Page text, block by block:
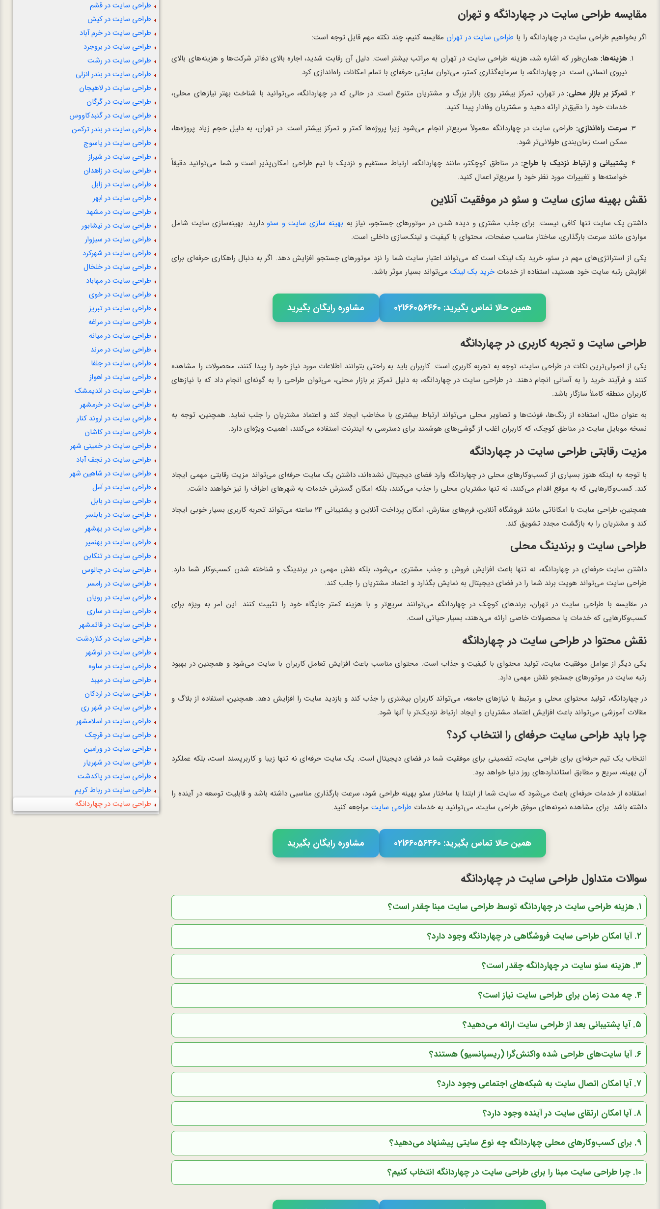
مقایسه طراحی سایت در چهاردانگه و تهران
اگر بخواهیم طراحی سایت در چهاردانگه را با طراحی سایت در تهران مقایسه کنیم، چند نکته مهم قابل توجه است:
هزینه‌ها: همان‌طور که اشاره شد، هزینه طراحی سایت در تهران به مراتب بیشتر است. دلیل آن رقابت شدید، اجاره بالای دفاتر شرکت‌ها و هزینه‌های بالای
نیروی انسانی است. در چهاردانگه، با سرمایه‌گذاری کمتر، می‌توان سایتی حرفه‌ای با تمام امکانات راه‌اندازی کرد.
تمرکز بر بازار محلی: در تهران، تمرکز بیشتر روی بازار بزرگ و مشتریان متنوع است. در حالی که در چهاردانگه، می‌توانید با شناخت بهتر نیازهای محلی،
خدمات خود را دقیق‌تر ارائه دهید و مشتریان وفادار پیدا کنید.
سرعت راه‌اندازی: طراحی سایت در چهاردانگه معمولاً سریع‌تر انجام می‌شود زیرا پروژه‌ها کمتر و تمرکز بیشتر است. در تهران، به دلیل حجم زیاد پروژه‌ها،
ممکن است زمان‌بندی طولانی‌تر شود.
پشتیبانی و ارتباط نزدیک با طراح: در مناطق کوچکتر، مانند چهاردانگه، ارتباط مستقیم و نزدیک با تیم طراحی امکان‌پذیر است و شما می‌توانید دقیقاً
خواسته‌ها و تغییرات مورد نظر خود را سریع‌تر اعمال کنید.
نقش بهینه سازی سایت و سئو در موفقیت آنلاین
داشتن یک سایت تنها کافی نیست. برای جذب مشتری و دیده شدن در موتورهای جستجو، نیاز به بهینه سازی سایت و سئو دارید. بهینه‌سازی سایت شامل
مواردی مانند سرعت بارگذاری، ساختار مناسب صفحات، محتوای با کیفیت و لینک‌سازی داخلی است.
یکی از استراتژی‌های مهم در سئو، خرید بک لینک است که می‌تواند اعتبار سایت شما را نزد موتورهای جستجو افزایش دهد. اگر به دنبال راهکاری حرفه‌ای برای
افزایش رتبه سایت خود هستید، استفاده از خدماتخرید بک لینکمی‌تواند بسیار موثر باشد.
همین حالا تماس بگیرید: 02166056460 مشاوره رایگان بگیرید
طراحی سایت و تجربه کاربری در چهاردانگه
یکی از اصولی‌ترین نکات در طراحی سایت، توجه به تجربه کاربری است. کاربران باید به راحتی بتوانند اطلاعات مورد نیاز خود را پیدا کنند، محصولات را مشاهده
کنند و فرآیند خرید را به آسانی انجام دهند. در طراحی سایت در چهاردانگه، به دلیل تمرکز بر بازار محلی، می‌توان طراحی را به گونه‌ای انجام داد که با نیازهای
کاربران منطقه کاملاً سازگار باشد.
به عنوان مثال، استفاده از رنگ‌ها، فونت‌ها و تصاویر محلی می‌تواند ارتباط بیشتری با مخاطب ایجاد کند و اعتماد مشتریان را جلب نماید. همچنین، توجه به
نسخه موبایل سایت در مناطق کوچک، که کاربران اغلب از گوشی‌های هوشمند برای دسترسی به اینترنت استفاده می‌کنند، اهمیت ویژه‌ای دارد.
مزیت رقابتی طراحی سایت در چهاردانگه
با توجه به اینکه هنوز بسیاری از کسب‌وکارهای محلی در چهاردانگه وارد فضای دیجیتال نشده‌اند، داشتن یک سایت حرفه‌ای می‌تواند مزیت رقابتی مهمی ایجاد
کند. کسب‌وکارهایی که به موقع اقدام می‌کنند، نه تنها مشتریان محلی را جذب می‌کنند، بلکه امکان گسترش خدمات به شهرهای اطراف را نیز خواهند داشت.
همچنین، طراحی سایت با امکاناتی مانند فروشگاه آنلاین، فرم‌های سفارش، امکان پرداخت آنلاین و پشتیبانی ۲۴ ساعته می‌تواند تجربه کاربری بسیار خوبی ایجاد
کند و مشتریان را به بازگشت مجدد تشویق کند.
طراحی سایت و برندینگ محلی
داشتن سایت حرفه‌ای در چهاردانگه، نه تنها باعث افزایش فروش و جذب مشتری می‌شود، بلکه نقش مهمی در برندینگ و شناخته شدن کسب‌وکار شما دارد.
طراحی سایت می‌تواند هویت برند شما را در فضای دیجیتال به نمایش بگذارد و اعتماد مشتریان را جلب کند.
در مقایسه با طراحی سایت در تهران، برندهای کوچک در چهاردانگه می‌توانند سریع‌تر و با هزینه کمتر جایگاه خود را تثبیت کنند. این امر به ویژه برای
کسب‌وکارهایی که خدمات یا محصولات خاصی ارائه می‌دهند، بسیار حیاتی است.
نقش محتوا در طراحی سایت در چهاردانگه
یکی دیگر از عوامل موفقیت سایت، تولید محتوای با کیفیت و جذاب است. محتوای مناسب باعث افزایش تعامل کاربران با سایت می‌شود و همچنین در بهبود
رتبه سایت در موتورهای جستجو نقش مهمی دارد.
در چهاردانگه، تولید محتوای محلی و مرتبط با نیازهای جامعه، می‌تواند کاربران بیشتری را جذب کند و بازدید سایت را افزایش دهد. همچنین، استفاده از بلاگ و
مقالات آموزشی می‌تواند باعث افزایش اعتماد مشتریان و ایجاد ارتباط نزدیک‌تر با آنها شود.
چرا باید طراحی سایت حرفه‌ای را انتخاب کرد؟
انتخاب یک تیم حرفه‌ای برای طراحی سایت، تضمینی برای موفقیت شما در فضای دیجیتال است. یک سایت حرفه‌ای نه تنها زیبا و کاربرپسند است، بلکه عملکرد
آن بهینه، سریع و مطابق استانداردهای روز دنیا خواهد بود.
استفاده از خدمات حرفه‌ای باعث می‌شود که سایت شما از ابتدا با ساختار سئو بهینه طراحی شود، سرعت بارگذاری مناسبی داشته باشد و قابلیت توسعه در آینده را
داشته باشد. برای مشاهده نمونه‌های موفق طراحی سایت، می‌توانید به خدمات طراحی سایتمراجعه کنید.
همین حالا تماس بگیرید: 02166056460 مشاوره رایگان بگیرید
سوالات متداول طراحی سایت در چهاردانگه
۱. هزینه طراحی سایت در چهاردانگه توسط طراحی سایت مبنا چقدر است؟
۲. آیا امکان طراحی سایت فروشگاهی در چهاردانگه وجود دارد؟
۳. هزینه سئو سایت در چهاردانگه چقدر است؟
۴. چه مدت زمان برای طراحی سایت نیاز است؟
۵. آیا پشتیبانی بعد از طراحی سایت ارائه می‌دهید؟
۶. آیا سایت‌های طراحی شده واکنش‌گرا (ریسپانسیو) هستند؟
۷. آیا امکان اتصال سایت به شبکه‌های اجتماعی وجود دارد؟
۸. آیا امکان ارتقای سایت در آینده وجود دارد؟
۹. برای کسب‌وکارهای محلی چهاردانگه چه نوع سایتی پیشنهاد می‌دهید؟
۱۰. چرا طراحی سایت مبنا را برای طراحی سایت در چهاردانگه انتخاب کنیم؟
طراحی سایت در قشم
طراحی سایت در کیش
طراحی سایت در خرم آباد
طراحی سایت در بروجرد
طراحی سایت در رشت
طراحی سایت در بندر انزلی
طراحی سایت در لاهیجان
طراحی سایت در گرگان
طراحی سایت در گنبدکاووس
طراحی سایت در بندر ترکمن
طراحی سایت در یاسوج
طراحی سایت در شیراز
طراحی سایت در زاهدان
طراحی سایت در زابل
طراحی سایت در ابهر
طراحی سایت در مشهد
طراحی سایت در نیشابور
طراحی سایت در سبزوار
طراحی سایت در شهرکرد
طراحی سایت در خلخال
طراحی سایت در مهاباد
طراحی سایت در خوی
طراحی سایت در تبریز
طراحی سایت در مراغه
طراحی سایت در میانه
طراحی سایت در مرند
طراحی سایت در جلفا
طراحی سایت در اهواز
طراحی سایت در اندیمشک
طراحی سایت در خرمشهر
طراحی سایت در اروند کنار
طراحی سایت در کاشان
طراحی سایت در خمینی شهر
طراحی سایت در نجف آباد
طراحی سایت در شاهین شهر
طراحی سایت در آمل
طراحی سایت در بابل
طراحی سایت در بابلسر
طراحی سایت در بهشهر
طراحی سایت در بهنمیر
طراحی سایت در تنکابن
طراحی سایت در چالوس
طراحی سایت در رامسر
طراحی سایت در رویان
طراحی سایت در ساری
طراحی سایت در قائمشهر
طراحی سایت در کلاردشت
طراحی سایت در نوشهر
طراحی سایت در ساوه
طراحی سایت در میبد
طراحی سایت در اردکان
طراحی سایت در شهر ری
طراحی سایت در اسلامشهر
طراحی سایت در قرچک
طراحی سایت در ورامین
طراحی سایت در شهریار
طراحی سایت در پاکدشت
طراحی سایت در رباط کریم
طراحی سایت در چهاردانگه